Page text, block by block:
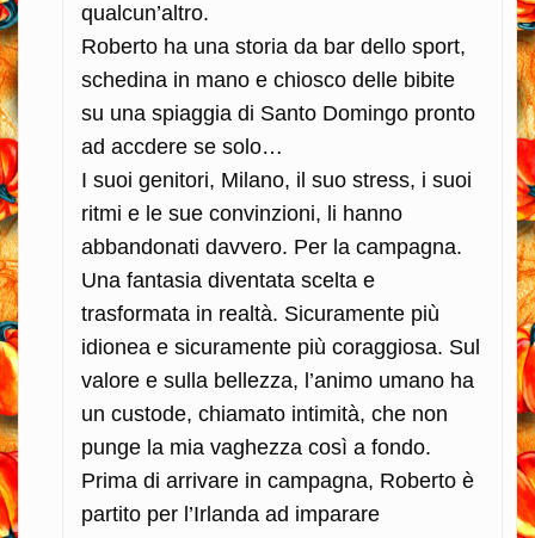
qualcun’altro.
Roberto ha una storia da bar dello sport,
schedina in mano e chiosco delle bibite
su una spiaggia di Santo Domingo pronto
ad accdere se solo…
I suoi genitori, Milano, il suo stress, i suoi
ritmi e le sue convinzioni, li hanno
abbandonati davvero. Per la campagna.
Una fantasia diventata scelta e
trasformata in realtà. Sicuramente più
idionea e sicuramente più coraggiosa. Sul
valore e sulla bellezza, l’animo umano ha
un custode, chiamato intimità, che non
punge la mia vaghezza così a fondo.
Prima di arrivare in campagna, Roberto è
partito per l’Irlanda ad imparare